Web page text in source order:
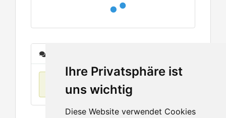
Ihre Privatsphäre ist
uns wichtig
Diese Website verwendet Cookies
No items found